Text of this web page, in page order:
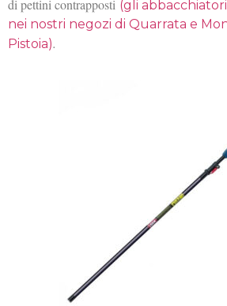
di pettini contrapposti (gli
nei nostri negozi di Quarrata e
Pistoia).